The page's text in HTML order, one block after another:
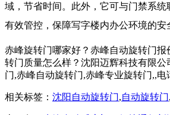
域，节省时间。此外，它可与门禁系统
有效管控，保障写字楼内办公环境的安
赤峰旋转门哪家好？赤峰自动旋转门报
转门质量怎么样？沈阳迈辉科技有限公
门,赤峰自动旋转门,赤峰专业旋转门,,电
相关标签： 沈阳自动旋转门,自动旋转门,